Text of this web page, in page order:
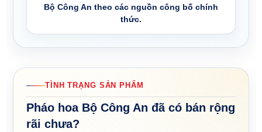
Bộ Công An theo các nguồn công bố chính
thức.
TÌNH TRẠNG SẢN PHẨM
Pháo hoa Bộ Công An đã có bán rộng
rãi chưa?